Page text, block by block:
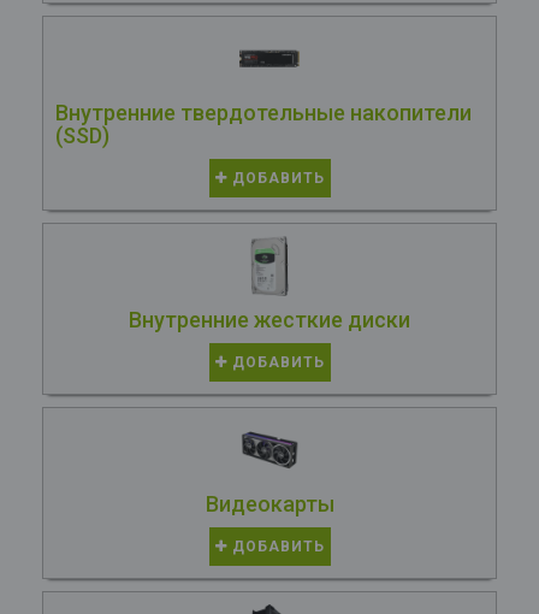
Внутренние твердотельные накопители
(SSD)
ДОБАВИТЬ
Внутренние жесткие диски
ДОБАВИТЬ
Видеокарты
ДОБАВИТЬ